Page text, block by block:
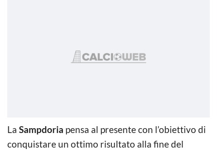
La Sampdoria pensa al presente con l’obiettivo di
conquistare un ottimo risultato alla fine del